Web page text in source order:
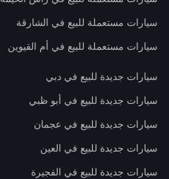
سيارات مستعملة للبيع في الشارقة
سيارات مستعملة للبيع في أم القيوين
سيارات جديدة للبيع في دبي
سيارات جديدة للبيع في أبو ظبي
سيارات جديدة للبيع في عجمان
سيارات جديدة للبيع في العين
سيارات جديدة للبيع في الفجيرة